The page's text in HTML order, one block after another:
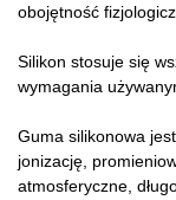
obojętność
Silikon stosuje się
wymagania
Guma silikonowa
jonizację,
atmosferyczne,